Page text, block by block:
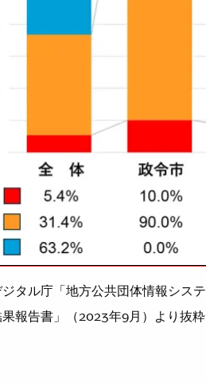
ジタル庁「地方公共団体情報シス
報告書」（2023年9月）より抜